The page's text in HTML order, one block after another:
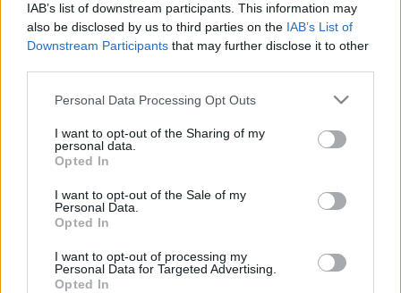
IAB’s list of downstream participants. This information may
also be disclosed by us to third parties on the IAB’s List of
Downstream Participants that may further disclose it to other
Please note that this website/app uses one or more Google
not limited to your visit or usage behaviour. You may click to
grant or deny consent to Google and its third-party tags to
use your data for below specified purposes in below Google
consent section.
Personal Data Processing Opt Outs
I want to opt-out of the Sharing of my
personal data.
Opted In
I want to opt-out of the Sale of my
Personal Data.
Opted In
I want to opt-out of processing my
Personal Data for Targeted Advertising.
Opted In